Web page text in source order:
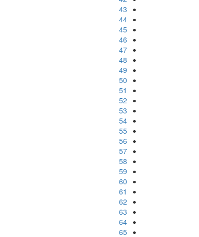
43
44
45
46
47
48
49
50
51
52
53
54
55
56
57
58
59
60
61
62
63
64
65